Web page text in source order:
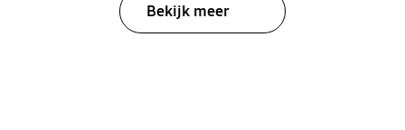
Bekijk meer